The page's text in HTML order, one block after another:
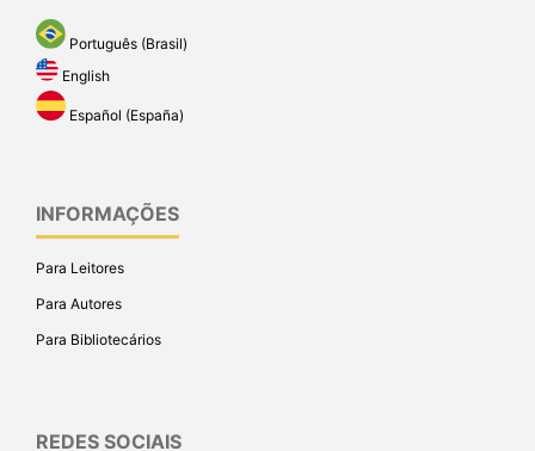
Português (Brasil)
English
Español (España)
INFORMAÇÕES
Para Leitores
Para Autores
Para Bibliotecários
REDES SOCIAIS